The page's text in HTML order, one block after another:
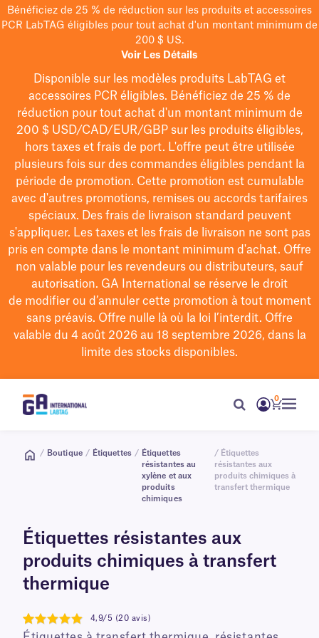
Bénéficiez de 25 % de réduction sur les produits et accessoires
PCR LabTAG éligibles pour tout achat d'un montant minimum de
200 $ US.
Voir Les Détails
Disponible sur les modèles produits LabTAG et
accessoires PCR éligibles. Bénéficiez de 25 % de
réduction pour tout achat d'un montant minimum de
200 $USD/CAD/EUR/GBPsur les produits éligibles,
hors taxes et frais de port. L'offre peut être utilisée
plusieurs fois sur des commandes éligibles pendant la
période de promotion. Cette promotion est cumulable
avec d'autres promotions, remises ou accords tarifaires
spéciaux. Des frais de livraison standard peuvent
s'appliquer. Les taxes et les frais de livraison ne sont pas
pris en compte dans le montant minimum d'achat. Offre
non valable pour les revendeurs ou distributeurs, sauf
autorisation. GA International se réserve le droit
de modifierou d’annuler cette promotion à tout moment
sans préavis. Offre nulle là où la loi l’interdit. Offre
valable du 4 août 2026 au 18 septembre 2026, dans la
limite des stocks disponibles.
0
/ Boutique / Étiquettes / Étiquettes
résistantes au
xylène et aux
produits
chimiques
/ Étiquettes
résistantes aux
produits chimiques à
transfert thermique
Étiquettes résistantes aux
produits chimiques à transfert
thermique
4.9
4,9/5 (20 avis)